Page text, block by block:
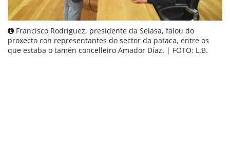
Francisco Rodríguez, presidente da Seiasa, falou do
proxecto con representantes do sector da pataca, entre os
que estaba o tamén concelleiro Amador Díaz. | FOTO: L.B.